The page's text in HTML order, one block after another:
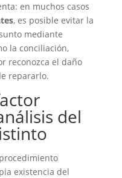
en muchos casos
, es posible evitar la
mediante
la conciliación,
reconozca el daño
repararlo.
del
existencia del